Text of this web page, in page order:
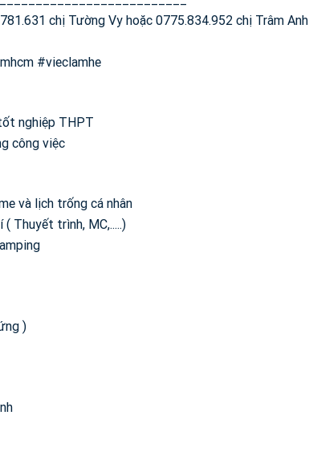
chị Tường Vy hoặc 0775.834.952 chị Trâm Anh
#vieclamhe
nghiệp THPT
công việc
và lịch trống cá nhân
Thuyết trình, MC,.....)
)